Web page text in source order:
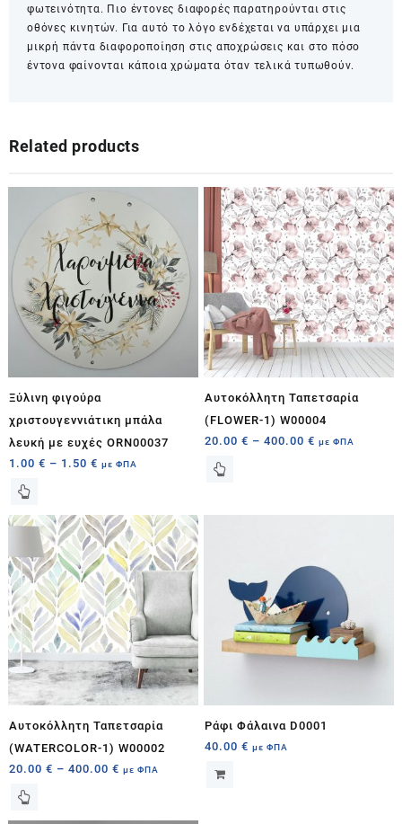
φωτεινότητα. Πιο έντονες διαφορές παρατηρούνται στις
οθόνες κινητών. Για αυτό το λόγο ενδέχεται να υπάρχει μια
μικρή πάντα διαφοροποίηση στις αποχρώσεις και στο πόσο
έντονα φαίνονται κάποια χρώματα όταν τελικά τυπωθούν.
Related products
Ξύλινη φιγούρα
χριστουγεννιάτικη μπάλα
λευκή με ευχές ORN00037
1.00 € – 1.50 € με ΦΠΑ
Αυτοκόλλητη Ταπετσαρία
(FLOWER-1) W00004
20.00€ –400.00€ με ΦΠΑ
Αυτοκόλλητη Ταπετσαρία
(WATERCOLOR-1) W00002
20.00 € – 400.00 € με ΦΠΑ
Ράφι Φάλαινα D0001
40.00€ με ΦΠΑ